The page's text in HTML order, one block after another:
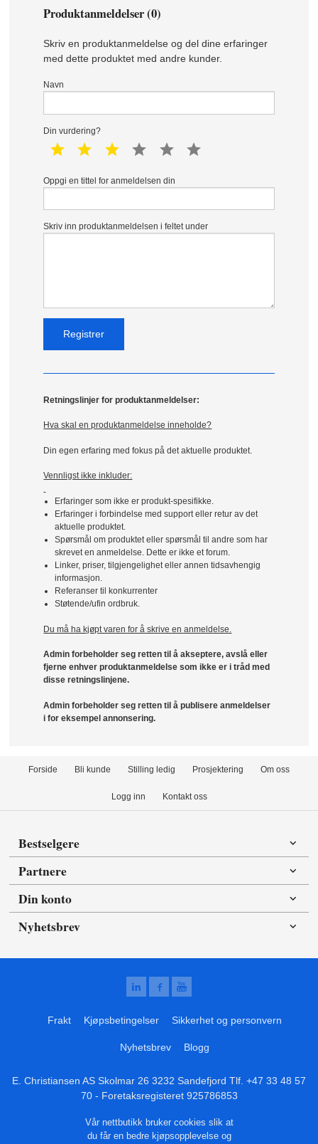
Produktanmeldelser (0)
Skriv en produktanmeldelse og del dine erfaringer
med dette produktet med andre kunder.
Navn
Din vurdering?
1 star 2 star 3 star 4 star 5 star
Oppgi en tittel for anmeldelsen din
Skriv inn produktanmeldelsen i feltet under
Retningslinjer for produktanmeldelser:
Hva skal en produktanmeldelse inneholde?
Din egen erfaring med fokus på det aktuelle produktet.
Vennligst ikke inkluder:
Erfaringer som ikke er produkt-spesifikke.
Erfaringer i forbindelse med support eller retur av det
aktuelle produktet.
Spørsmål om produktet eller spørsmål til andre som har
skrevet en anmeldelse. Dette er ikke et forum.
Linker, priser, tilgjengelighet eller annen tidsavhengig
informasjon.
Referanser til konkurrenter
Støtende/ufin ordbruk.
Du må ha kjøpt varen for å skrive en anmeldelse.
Admin forbeholder seg retten til å akseptere, avslå eller
fjerne enhver produktanmeldelse som ikke er i tråd med
disse retningslinjene.
Admin forbeholder seg retten til å publisere anmeldelser
i for eksempel annonsering.
Forside Bli kunde Stilling ledig Prosjektering Om oss
Logg inn Kontakt oss
Bestselgere
Partnere
Din konto
Nyhetsbrev
Frakt Kjøpsbetingelser Sikkerhet og personvern
Nyhetsbrev Blogg
E. Christiansen AS Skolmar 26 3232 Sandefjord Tlf. +47 33 48 57
70- Foretaksregisteret 925786853
Vår nettbutikk bruker cookies slik at
du får en bedre kjøpsopplevelse og